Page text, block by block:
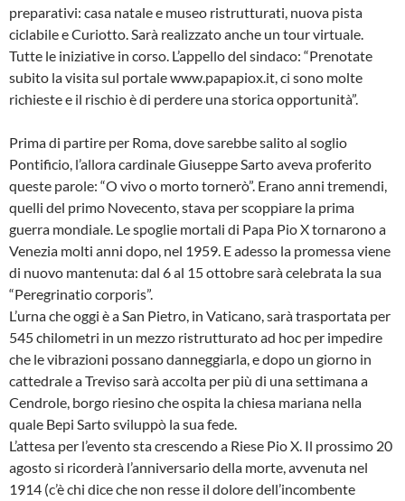
preparativi: casa natale e museo ristrutturati, nuova pista
ciclabile e Curiotto. Sarà realizzato anche un tour virtuale.
Tutte le iniziative in corso. L’appello del sindaco: “Prenotate
subito la visita sul portale www.papapiox.it, ci sono molte
richieste e il rischio è di perdere una storica opportunità”.
Prima di partire per Roma, dove sarebbe salito al soglio
Pontificio, l’allora cardinale Giuseppe Sarto aveva proferito
queste parole: “O vivo o morto tornerò”. Erano anni tremendi,
quelli del primo Novecento, stava per scoppiare la prima
guerra mondiale. Le spoglie mortali di Papa Pio X tornarono a
Venezia molti anni dopo, nel 1959. E adesso la promessa viene
di nuovo mantenuta: dal 6 al 15 ottobre sarà celebrata la sua
“Peregrinatio corporis”.
L’urna che oggi è a San Pietro, in Vaticano, sarà trasportata per
545 chilometri in un mezzo ristrutturato ad hoc per impedire
che le vibrazioni possano danneggiarla, e dopo un giorno in
cattedrale a Treviso sarà accolta per più di una settimana a
Cendrole, borgo riesino che ospita la chiesa mariana nella
quale Bepi Sarto sviluppò la sua fede.
L’attesa per l’evento sta crescendo a Riese Pio X. Il prossimo 20
agosto si ricorderà l’anniversario della morte, avvenuta nel
1914 (c’è chi dice che non resse il dolore dell’incombente